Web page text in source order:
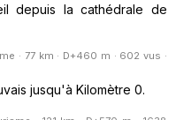
depuis la cathédrale de
· 77 km · D+460 m · 602 vus ·
jusqu'à Kilomètre 0.